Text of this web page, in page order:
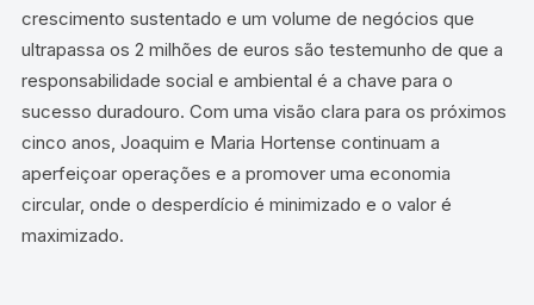
crescimento sustentado e um volume de negócios que
ultrapassa os 2 milhões de euros são testemunho de que a
responsabilidade social e ambiental é a chave para o
sucesso duradouro. Com uma visão clara para os próximos
cinco anos, Joaquim e Maria Hortense continuam a
aperfeiçoar operações e a promover uma economia
circular, onde o desperdício é minimizado e o valor é
maximizado.